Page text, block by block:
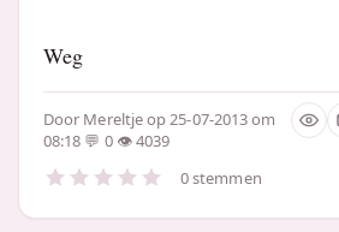
Weg
Door Mereltjeop 25-07-2013 om
08:18
0
4039
0 stemmen